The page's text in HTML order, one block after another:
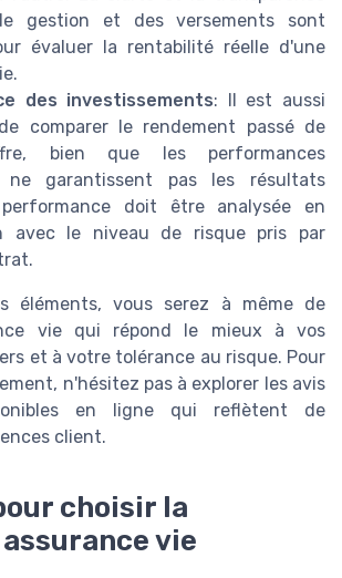
gestion et des versements sont
évaluer la rentabilité réelle d'une
des investissements: Il est aussi
comparer le rendement passé de
bien que les performances
ne garantissent pas les résultats
doit être analysée en
avec le niveau de risque pris par
éléments, vous serez à même de
vie qui répond le mieux à vos
et à votre tolérance au risque. Pour
n'hésitez pas à explorer les avis
en ligne qui reflètent de
client.
choisir la
vie